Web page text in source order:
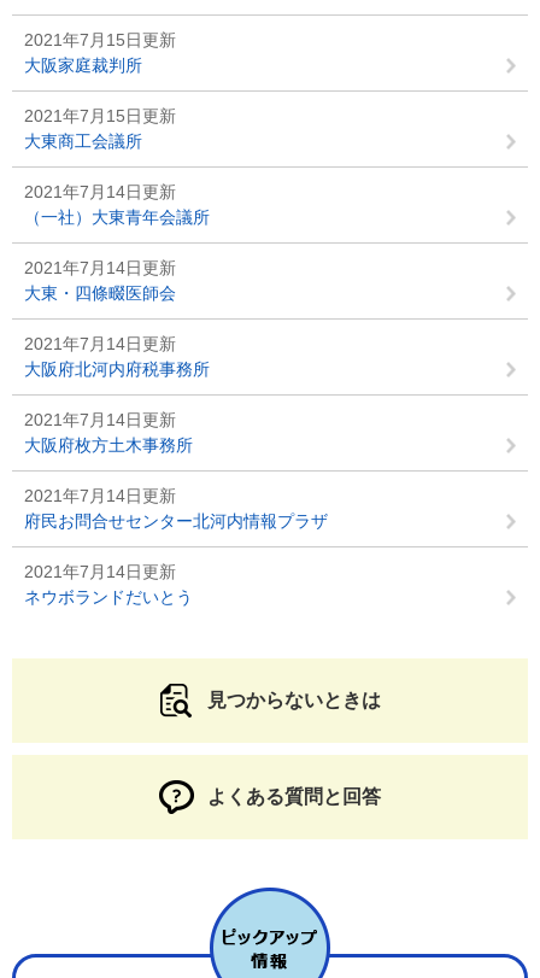
2021年7月15日更新
大阪家庭裁判所
2021年7月15日更新
大東商工会議所
2021年7月14日更新
（一社）大東青年会議所
2021年7月14日更新
大東・四條畷医師会
2021年7月14日更新
大阪府北河内府税事務所
2021年7月14日更新
大阪府枚方土木事務所
2021年7月14日更新
府民お問合せセンター北河内情報プラザ
2021年7月14日更新
ネウボランドだいとう
見つからないときは
よくある質問と回答